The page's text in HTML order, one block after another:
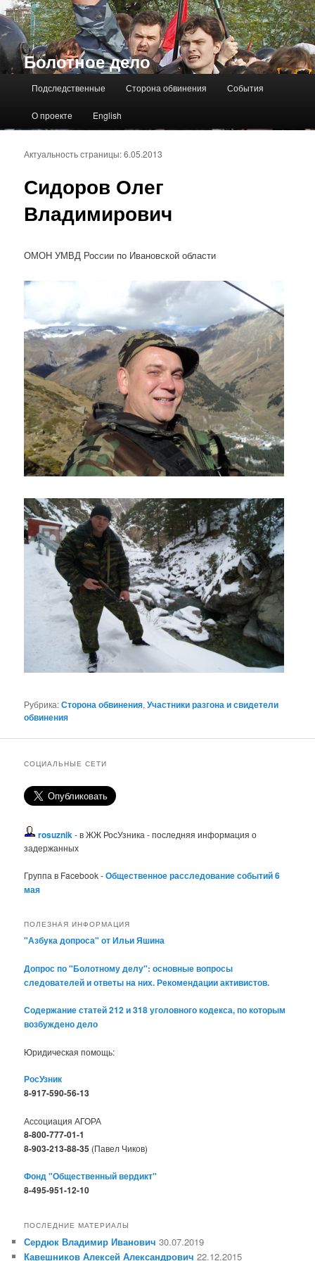
Болотное дело
Подследственные Сторона обвинения События
О проекте English
Сидоров Олег
Владимирович
Актуальность страницы: 6.05.2013
ОМОН УМВД России по Ивановской области
Рубрика:Сторона обвинения,Участники разгона и свидетели
обвинения
СОЦИАЛЬНЫЕ СЕТИ
rosuznik - в ЖЖ РосУзника - последняя информация о
задержанных
Группа в Facebook -Общественное расследование событий 6
мая
ПОЛЕЗНАЯ ИНФОРМАЦИЯ
"Азбука допроса" от Ильи Яшина
Допрос по "Болотному делу": основные вопросы
следователей и ответы на них. Рекомендации активистов.
Содержание статей 212 и 318 уголовного кодекса, по которым
возбуждено дело
Юридическая помощь:
РосУзник
8-917-590-56-13
Ассоциация АГОРА
8-800-777-01-1
8-903-213-88-35 (Павел Чиков)
Фонд "Общественный вердикт"
8-495-951-12-10
ПОСЛЕДНИЕ МАТЕРИАЛЫ
Сердюк Владимир Иванович 30.07.2019
Кавешников Алексей Александрович 22.12.2015